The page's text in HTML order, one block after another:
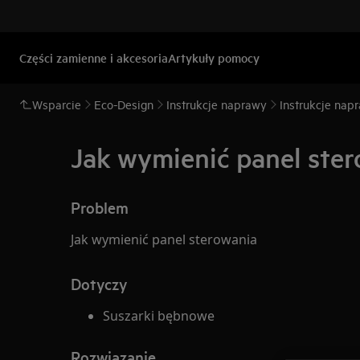
Części zamienne i akcesoriaArtykuły pomocy
Wsparcie Eco-Design Instrukcje naprawy Instrukcje
Jak wymienić panel
Problem
Jak wymienić panel sterowania
Dotyczy
Suszarki bębnowe